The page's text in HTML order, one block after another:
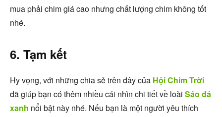
mua phải chim giá cao nhưng chất lượng chim không tốt
nhé.
6. Tạm kết
Hy vọng, với những chia sẻ trên đây của Hội Chim Trời
đã giúp bạn có thêm nhiều cái nhìn chi tiết về loài Sáo đá
xanh nổi bật này nhé. Nếu bạn là một người yêu thích